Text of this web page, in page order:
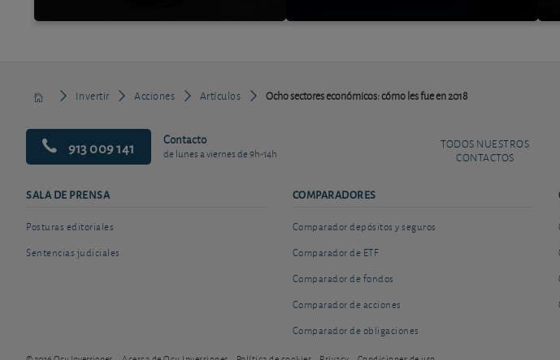
Invertir Acciones Artículos Ocho sectores económicos: cómo les fue en 2018
913 009 141 Contacto
de lunes a viernes de 9h-14h
TODOS NUESTROS
CONTACTOS
SALA DE PRENSA
Posturas editoriales
Sentencias judiciales
COMPARADORES
Comparador depósitos y seguros
Comparador de ETF
Comparador de fondos
Comparador de acciones
Comparador de obligaciones